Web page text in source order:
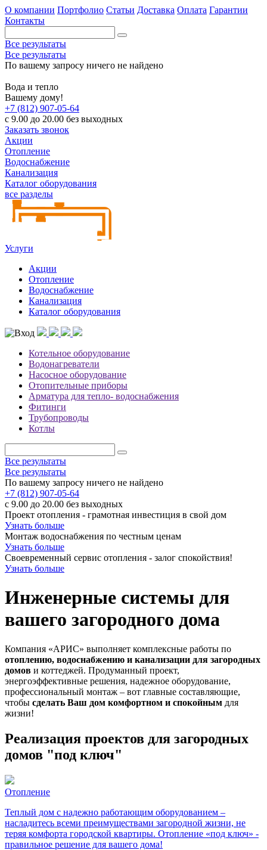
О компании Портфолио Статьи Доставка Оплата Гарантии
Контакты
Все результаты
Все результаты
По вашему запросу ничего не найдено
Вода и тепло
Вашему дому!
+7 (812) 907-05-64
с 9.00 до 20.00 без выходных
Заказать звонок
Акции
Отопление
Водоснабжение
Канализация
Каталог оборудования
все разделы
Услуги
Акции
Отопление
Водоснабжение
Канализация
Каталог оборудования
Котельное оборудование
Водонагреватели
Насосное оборудование
Отопительные приборы
Арматура для тепло- водоснабжения
Фитинги
Трубопроводы
Котлы
Все результаты
Все результаты
По вашему запросу ничего не найдено
+7 (812) 907-05-64
с 9.00 до 20.00 без выходных
Проект отопления - грамотная инвестиция в свой дом
Узнать больше
Монтаж водоснабжения по честным ценам
Узнать больше
Своевременный сервис отопления - залог спокойствия!
Узнать больше
Инженерные системы для
вашего загородного дома
Компания «АРИС» выполняет комплексные работы по
отоплению, водоснабжению и канализации для загородных
домов и коттеджей. Продуманный проект,
энергоэффективные решения, надежное оборудование,
профессиональный монтаж – вот главные составляющие,
чтобы сделать Ваш дом комфортном и спокойным для
жизни!
Реализация проектов для загородных
домов "под ключ"
Отопление
Теплый дом с надежно работающим оборудованием –
насладитесь всеми преимуществами загородной жизни, не
теряя комфорта городской квартиры. Отопление «под ключ» -
правильное решение для вашего дома!